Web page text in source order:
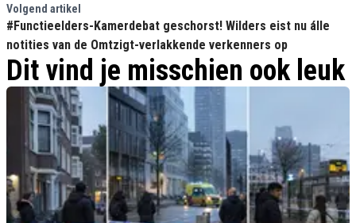
Volgend artikel
#Functieelders-Kamerdebat geschorst! Wilders eist nu álle
notities van de Omtzigt-verlakkende verkenners op
Dit vind je misschien ook leuk